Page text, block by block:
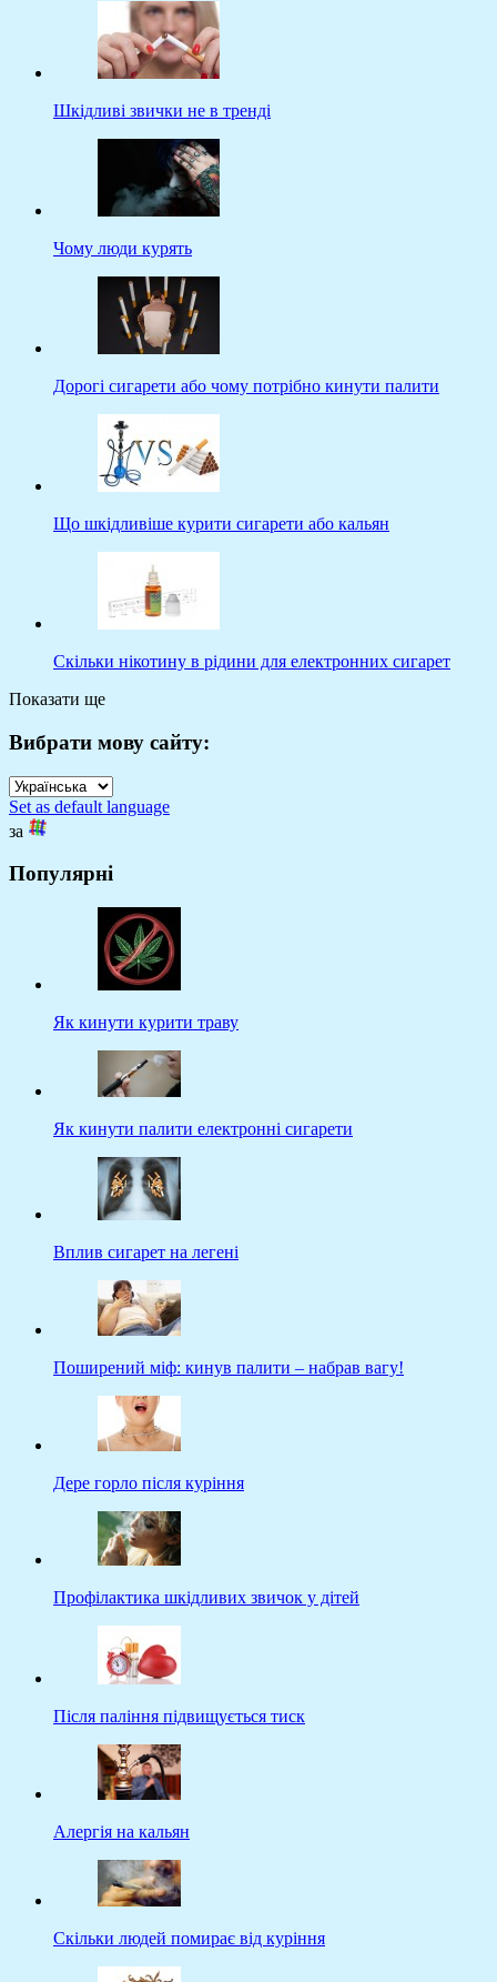
Шкідливі звички не в тренді
Чому люди курять
Дорогі сигарети або чому потрібно кинути палити
Що шкідливіше курити сигарети або кальян
Скільки нікотину в рідини для електронних сигарет
Показати ще
Вибрати мову сайту:
Set as default language
за
Популярні
Як кинути курити траву
Як кинути палити електронні сигарети
Вплив сигарет на легені
Поширений міф: кинув палити – набрав вагу!
Дере горло після куріння
Профілактика шкідливих звичок у дітей
Після паління підвищується тиск
Алергія на кальян
Скільки людей помирає від куріння